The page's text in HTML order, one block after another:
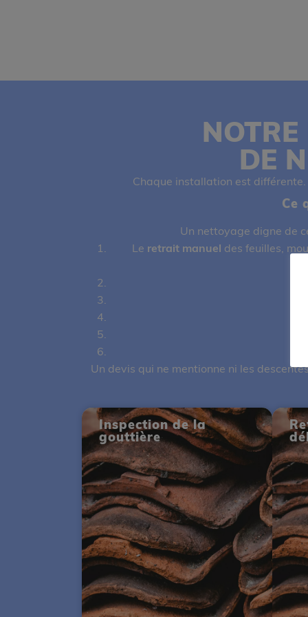
DE
Chaque installation est
Ce
Un nettoyage digne de
Le retrait manuel des feuilles,
Un devis qui ne mentionne ni les
Inspection de la
gouttière